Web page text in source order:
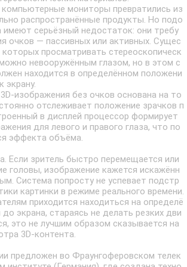
компьютерные мониторы превратились из
распространённые продукты. Но подо
имеют серьёзный недостаток: они требу
очков — пассивных или активных. Сущес
просматривать стереоскопическ
невооружённым глазом, но в этом с
находится в определённом положени
экрану.
изображения без очков основана на то
отслеживает положение зрачков п
в дисплей процессор формирует
для левого и правого глаза, что по
эффекта объёма.
Если зритель быстро перемещается или
головы, изображение кажется искажённ
Система попросту не успевает подстр
картинки в режиме реального времени.
приходится находиться на определё
экрана, стараясь не делать резких дви
это не лучшим образом сказывается на
3D-контента.
предложен во Фраунгоферовском телек